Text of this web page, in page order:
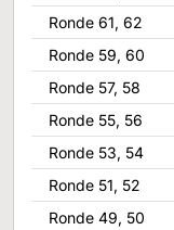
Ronde 61, 62
Ronde 59, 60
Ronde 57, 58
Ronde 55, 56
Ronde 53, 54
Ronde 51, 52
Ronde 49, 50